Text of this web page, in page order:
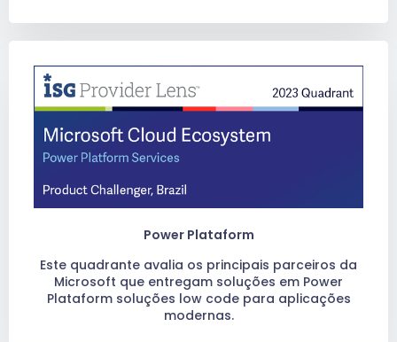
Power Plataform
Este quadrante avalia os principais parceiros da
Microsoft que entregam soluções em Power
Plataform soluções low code para aplicações
modernas.